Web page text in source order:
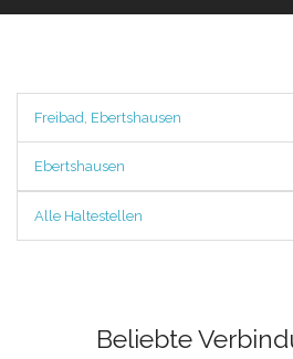
Freibad, Ebertshausen
Ebertshausen
Alle Haltestellen
Beliebte